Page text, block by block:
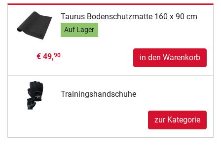
Taurus Bodenschutzmatte 160 x 90 cm
Auf Lager
€ 49,90 in den Warenkorb
Trainingshandschuhe
zur Kategorie